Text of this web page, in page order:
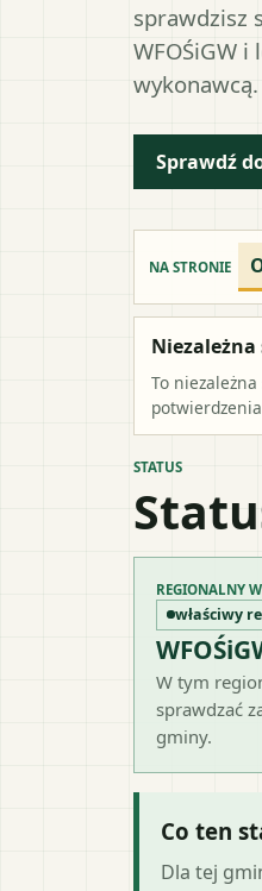
sprawdzisz
WFOŚiGW
wykonawcą.
Sprawdź
NA STRONIE
To
STATUS
REGIONALNY
właściwy
W tym
sprawdzać
gminy.
Co ten
Dla tej